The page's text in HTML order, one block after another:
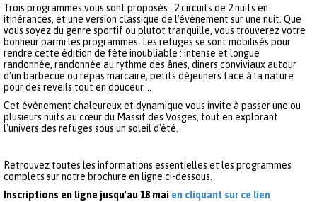
Trois programmes vous sont proposés : 2 circuits de 2 nuits en
itinérances, et une version classique de l'évènement sur une nuit. Que
vous soyez du genre sportif ou plutot tranquille, vous trouverez votre
bonheur parmi les programmes. Les refuges se sont mobilisés pour
rendre cette édition de fête inoubliable : intense et longue
randonnée, randonnée au rythme des ânes, diners conviviaux autour
d'un barbecue ou repas marcaire, petits déjeuners face à la nature
pour des reveils tout en douceur....
Cet évènement chaleureux et dynamique vous invite à passer une ou
plusieurs nuits au cœur du Massif des Vosges, tout en explorant
l'univers des refuges sous un soleil d'été.
Retrouvez toutes les informations essentielles et les programmes
complets sur notre brochure en ligne ci-dessous.
Inscriptions en ligne jusqu'au 18 mai en cliquant sur ce lien